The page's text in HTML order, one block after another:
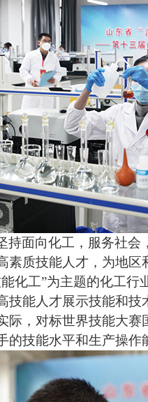
持面向化工，服务社
素质技能人才，为地
化工”为主题的化工
技能人才展示技能和
际，对标世界技能大
的技能水平和生产操作